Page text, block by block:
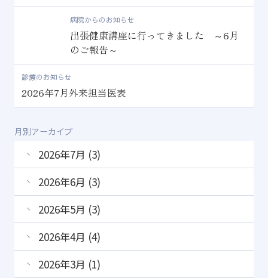
病院からのお知らせ
出張健康講座に行ってきました ～6月
のご報告～
診療のお知らせ
2026年7月外来担当医表
月別アーカイブ
2026年7月 (3)
2026年6月 (3)
2026年5月 (3)
2026年4月 (4)
2026年3月 (1)